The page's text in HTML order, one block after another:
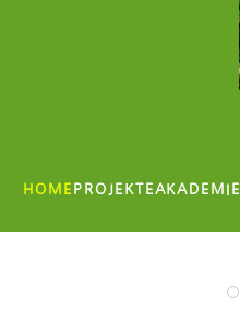
HOME PROJEKTEAKADEMIE